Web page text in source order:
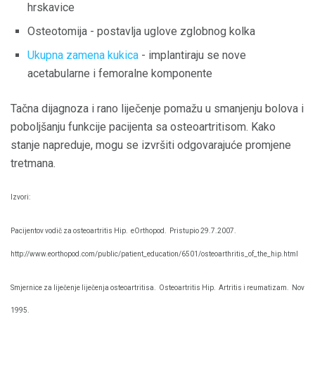
hrskavice
Osteotomija - postavlja uglove zglobnog kolka
Ukupna zamena kukica - implantiraju se nove
acetabularne i femoralne komponente
Tačna dijagnoza i rano liječenje pomažu u smanjenju bolova i
poboljšanju funkcije pacijenta sa osteoartritisom. Kako
stanje napreduje, mogu se izvršiti odgovarajuće promjene
tretmana.
Izvori:
Pacijentov vodič za osteoartritis Hip. eOrthopod. Pristupio 29.7.2007.
http://www.eorthopod.com/public/patient_education/6501/osteoarthritis_of_the_hip.html
Smjernice za liječenje liječenja osteoartritisa. Osteoartritis Hip. Artritis i reumatizam. Nov
1995.